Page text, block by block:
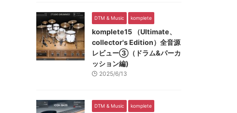
DTM & Music komplete
komplete15 （Ultimate、
collector's Edition）全音源
レビュー③（ドラム&パーカ
ッション編)
2025/6/13
DTM & Music komplete